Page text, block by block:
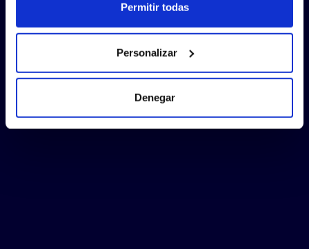
Permitir todas
Personalizar
Denegar